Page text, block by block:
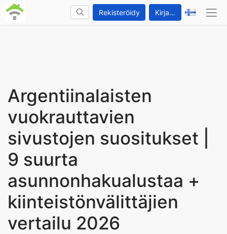
Rekisteröidy Kirjaudu sisään
Argentiinalaisten
vuokrauttavien
sivustojen suositukset |
9 suurta
asunnonhakualustaa +
kiinteistönvälittäjien
vertailu 2026